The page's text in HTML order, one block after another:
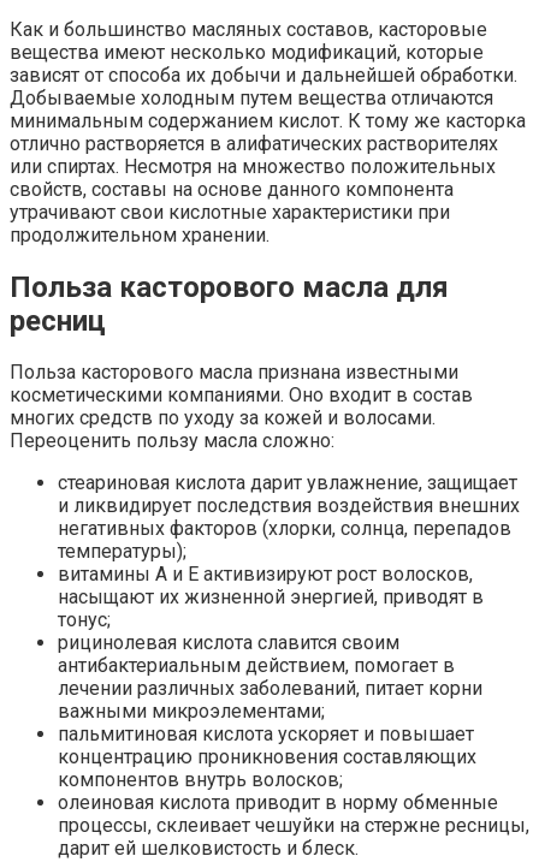
Как и большинство масляных составов, касторовые
вещества имеют несколько модификаций, которые
зависят от способа их добычи и дальнейшей обработки.
Добываемые холодным путем вещества отличаются
минимальным содержанием кислот. К тому же касторка
отлично растворяется в алифатических растворителях
или спиртах. Несмотря на множество положительных
свойств, составы на основе данного компонента
утрачивают свои кислотные характеристики при
продолжительном хранении.
Польза касторового масла для
ресниц
Польза касторового масла признана известными
косметическими компаниями. Оно входит в состав
многих средств по уходу за кожей и волосами.
Переоценить пользу масла сложно:
стеариновая кислота дарит увлажнение, защищает
и ликвидирует последствия воздействия внешних
негативных факторов (хлорки, солнца, перепадов
температуры);
витамины A и Е активизируют рост волосков,
насыщают их жизненной энергией, приводят в
тонус;
рицинолевая кислота славится своим
антибактериальным действием, помогает в
лечении различных заболеваний, питает корни
важными микроэлементами;
пальмитиновая кислота ускоряет и повышает
концентрацию проникновения составляющих
компонентов внутрь волосков;
олеиновая кислота приводит в норму обменные
процессы, склеивает чешуйки на стержне ресницы,
дарит ей шелковистость и блеск.